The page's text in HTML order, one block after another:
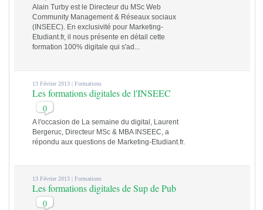
Alain Turby est le Directeur du MSc Web
Community Management & Réseaux sociaux
(INSEEC). En exclusivité pour Marketing-
Etudiant.fr, il nous présente en détail cette
formation 100% digitale qui s'ad...
13 Février 2013 |Formations
Les formations digitales de l'INSEEC
0
A l'occasion de La semaine du digital, Laurent
Bergeruc, Directeur MSc & MBA INSEEC, a
répondu aux questions de Marketing-Etudiant.fr.
13 Février 2013 |Formations
Les formations digitales de Sup de Pub
0